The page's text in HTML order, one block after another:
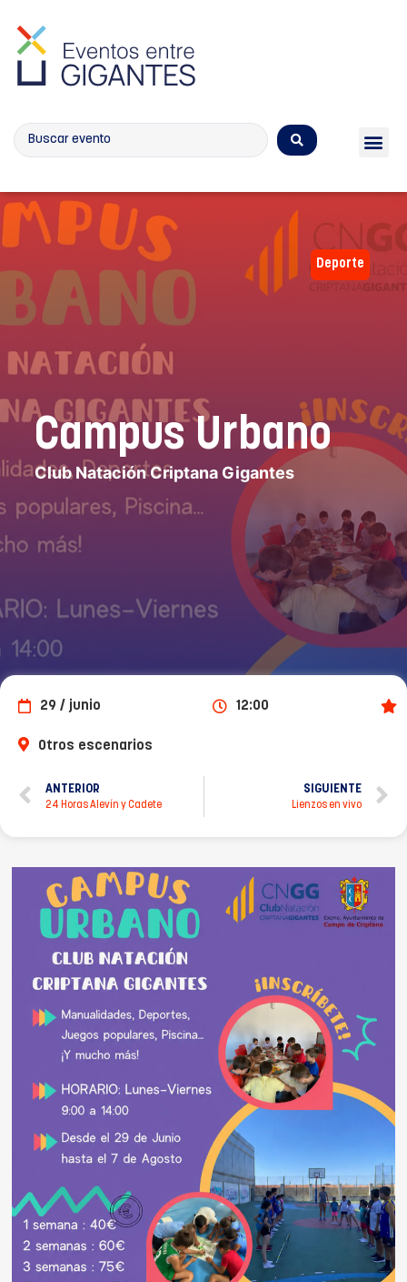
Campus Urbano
Club Natación Criptana Gigantes
Deporte
29 / junio 12:00
Otros escenarios
ANTERIOR
24 Horas Alevín y Cadete
SIGUIENTE
Lienzos en vivo